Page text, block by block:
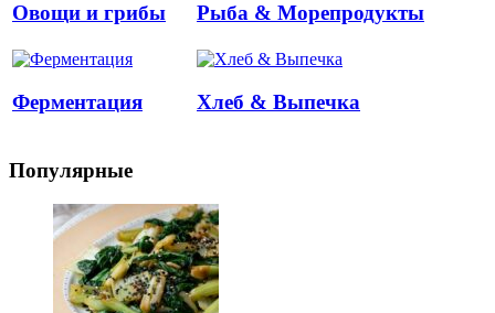
Овощи и грибы Рыба & Mорепродукты
Ферментация Хлеб & Выпечка
Популярные